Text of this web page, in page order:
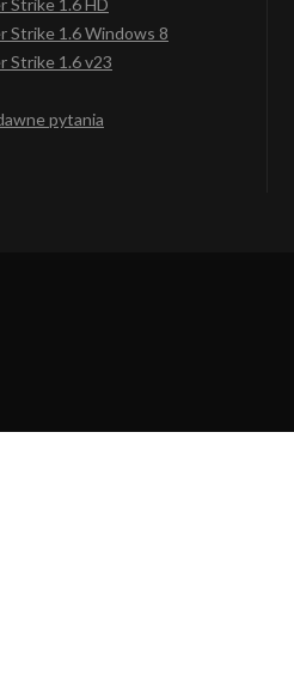
Strike 1.6 HD
Strike 1.6 Windows 8
Strike 1.6 v23
pytania